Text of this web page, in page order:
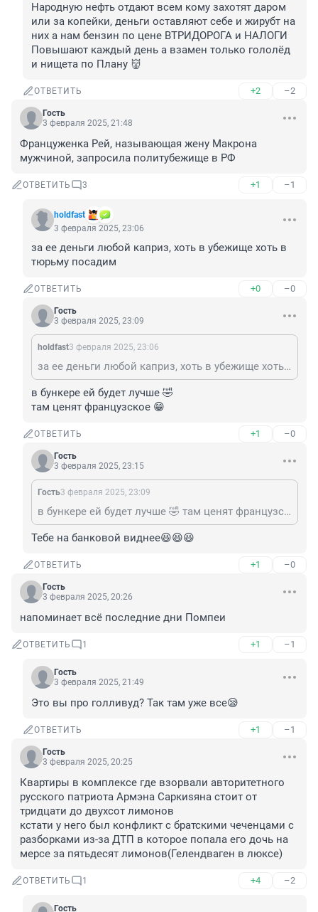
Народную нефть отдают всем кому захотят даром
или за копейки, деньги оставляют себе и жирубт на
них а нам бензин по цене ВТРИДОРОГА и НАЛОГИ
Повышают каждый день а взамен только гололёд
и нищета по Плану 👹
ОТВЕТИТЬ +2 –2
Гость
3 февраля 2025, 21:48
Француженка Рей, называющая жену Макрона
мужчиной, запросила политубежище в РФ
ОТВЕТИТЬ 3 +1 –1
holdfast
3 февраля 2025, 23:06
за ее деньги любой каприз, хоть в убежище хоть в
тюрьму посадим
ОТВЕТИТЬ +0 –0
Гость
3 февраля 2025, 23:09
holdfast3 февраля 2025, 23:06
за ее деньги любой каприз, хоть в убежище хоть в тюрьму посадим
в бункере ей будет лучше 🤣
там ценят французское 😁
ОТВЕТИТЬ +1 –0
Гость
3 февраля 2025, 23:15
Гость3 февраля 2025, 23:09
в бункере ей будет лучше 🤣 там ценят французское 😁
Тебе на банковой виднее😆😆😆
ОТВЕТИТЬ +1 –0
Гость
3 февраля 2025, 20:26
напоминает всё последние дни Помпеи
ОТВЕТИТЬ 1 +1 –1
Гость
3 февраля 2025, 21:49
Это вы про голливуд? Так там уже все😪
ОТВЕТИТЬ +1 –1
Гость
3 февраля 2025, 20:25
Квартиры в комплексе где взорвали авторитетного
русского патриота Армэна Саркиsяна стоит от
тридцати до двухсот лимонов
кстати у него был конфликт с братскими чеченцами с
разборками из-за ДТП в которое попала его дочь на
мерсе за пятьдесят лимонов(Гелендваген в люксе)
ОТВЕТИТЬ 1 +4 –2
Гость